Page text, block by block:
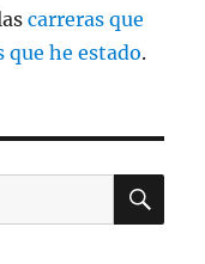
carreras que
que he estado.